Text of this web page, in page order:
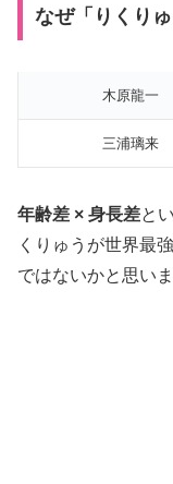
なぜ「りくり
木原龍一
三浦璃来
年齢差 × 身長差と
くりゅうが世界最
ではないかと思いま